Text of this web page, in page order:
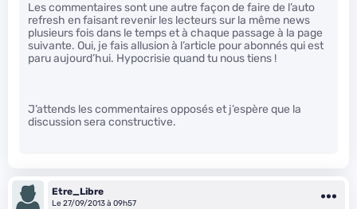
Les commentaires sont une autre façon de faire de l’auto
refresh en faisant revenir les lecteurs sur la même news
plusieurs fois dans le temps et à chaque passage à la page
suivante. Oui, je fais allusion à l’article pour abonnés qui est
paru aujourd’hui. Hypocrisie quand tu nous tiens !
J’attends les commentaires opposés et j’espère que la
discussion sera constructive.
Etre_Libre
Le 27/09/2013 à 09h57